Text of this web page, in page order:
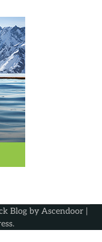
Blog by Ascendoor|
.